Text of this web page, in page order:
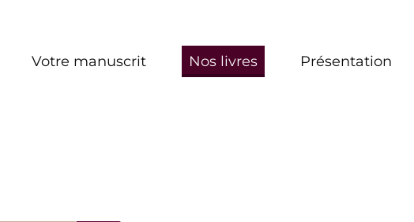
Votre manuscrit Nos livres Présentation